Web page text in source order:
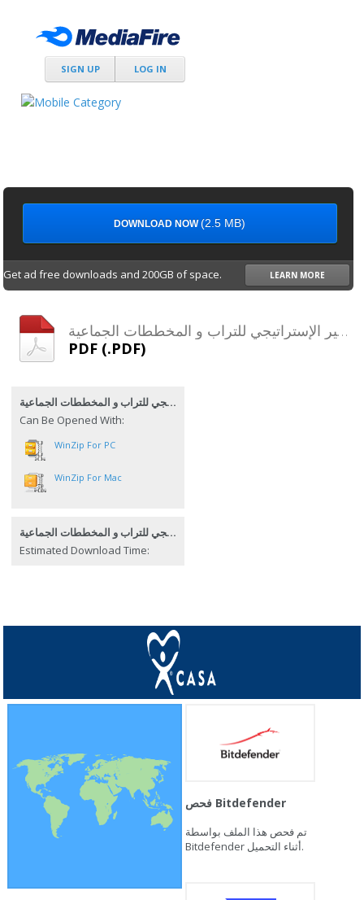
SIGN UP LOG IN
Get ad free downloads and 200GB of space. LEARN MORE
التدبير الإستراتيجي للتراب و المخططات الجماعية
PDF (.PDF)
التدبير الإستراتيجي للتراب و المخططات الجماعية
Can Be Opened With:
WinZip For PC
WinZip For Mac
التدبير الإستراتيجي للتراب و المخططات الجماعية
Estimated Download Time:
DOWNLOAD NOW(2.5 MB)
فحص Bitdefender
تم فحص هذا الملف بواسطة
Bitdefender أثناء التحميل.